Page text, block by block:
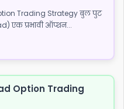
Trading Strategy बुल पुट
एक प्रभावी ऑप्शन...
Option Trading